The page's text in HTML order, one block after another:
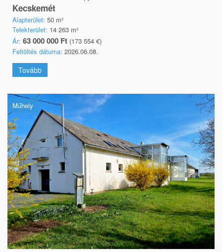
Kecskemét
Alapterület: 50 m²
Telekterület: 14 263 m²
Ár: 63 000 000 Ft (173 554 €)
Feltöltés dátuma: 2026.06.08.
Tovább
Műhely